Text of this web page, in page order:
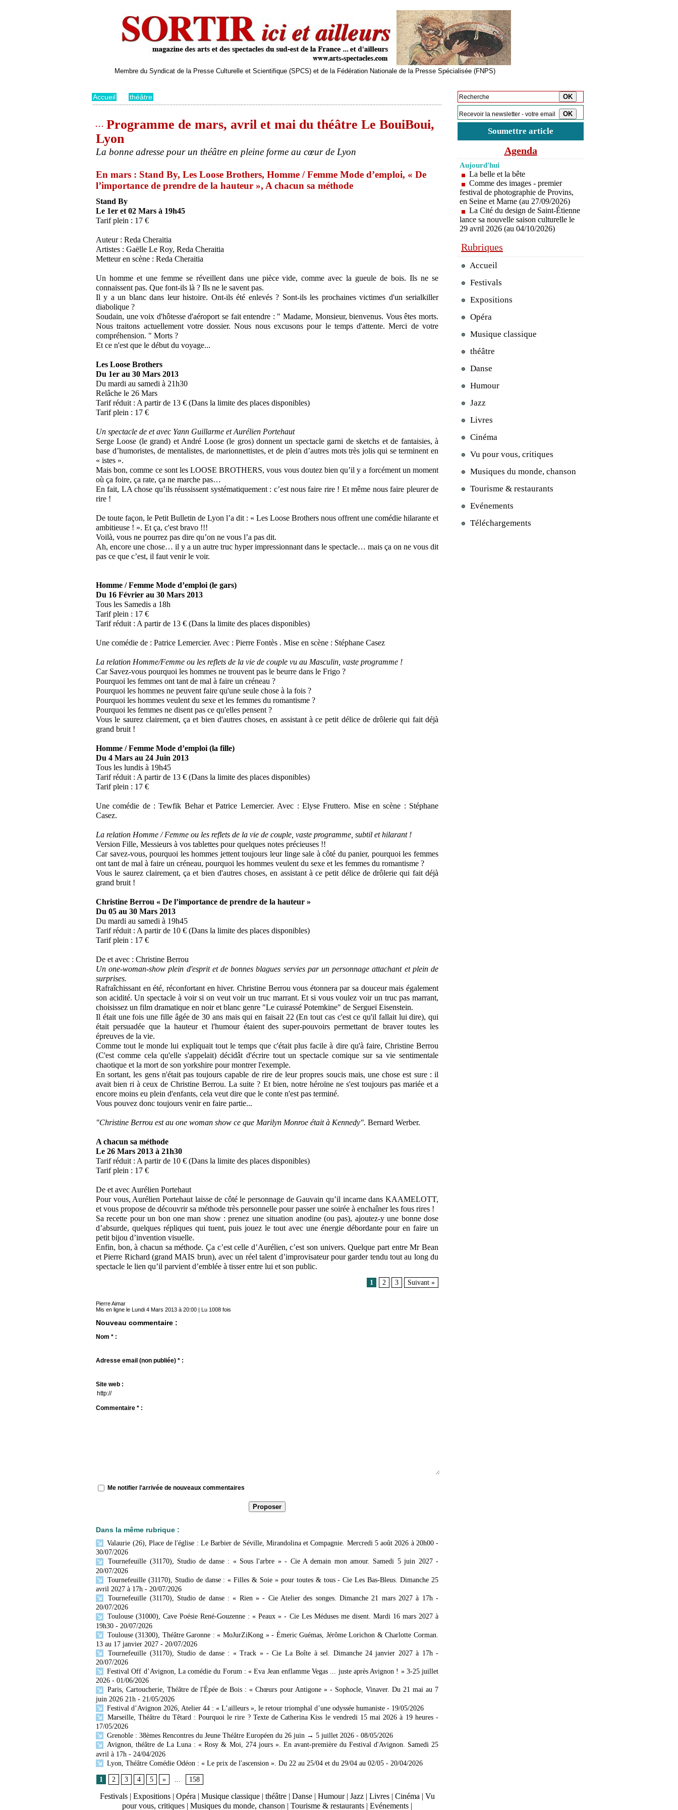
Membre du Syndicat de la Presse Culturelle et Scientifique (SPCS) et de la Fédération Nationale de la Presse Spécialisée (FNPS)
Accueil théâtre
Programme de mars, avril et mai du théâtre Le BouiBoui,
Lyon
La bonne adresse pour un théâtre en pleine forme au cœur de Lyon
En mars : Stand By, Les Loose Brothers, Homme / Femme Mode d’emploi, « De
l’importance de prendre de la hauteur », A chacun sa méthode
Stand By
Le 1er et 02 Mars à 19h45
Tarif plein : 17 €
Auteur : Reda Cheraitia
Artistes : Gaëlle Le Roy, Reda Cheraitia
Metteur en scène : Reda Cheraitia
Un homme et une femme se réveillent dans une pièce vide, comme avec la gueule de bois. Ils ne se
connaissent pas. Que font-ils là ? Ils ne le savent pas.
Il y a un blanc dans leur histoire. Ont-ils été enlevés ? Sont-ils les prochaines victimes d'un serialkiller
diabolique ?
Soudain, une voix d'hôtesse d'aéroport se fait entendre : " Madame, Monsieur, bienvenus. Vous êtes morts.
Nous traitons actuellement votre dossier. Nous nous excusons pour le temps d'attente. Merci de votre
compréhension. " Morts ?
Et ce n'est que le début du voyage...
Les Loose Brothers
Du 1er au 30 Mars 2013
Du mardi au samedi à 21h30
Relâche le 26 Mars
Tarif réduit : A partir de 13 € (Dans la limite des places disponibles)
Tarif plein : 17 €
Un spectacle de et avec Yann Guillarme et Aurélien Portehaut
Serge Loose (le grand) et André Loose (le gros) donnent un spectacle garni de sketchs et de fantaisies, à
base d’humoristes, de mentalistes, de marionnettistes, et de plein d’autres mots très jolis qui se terminent en
« istes ».
Mais bon, comme ce sont les LOOSE BROTHERS, vous vous doutez bien qu’il y a forcément un moment
où ça foire, ça rate, ça ne marche pas…
En fait, LA chose qu’ils réussissent systématiquement : c’est nous faire rire ! Et même nous faire pleurer de
rire !
De toute façon, le Petit Bulletin de Lyon l’a dit : « Les Loose Brothers nous offrent une comédie hilarante et
ambitieuse ! ». Et ça, c'est bravo !!!
Voilà, vous ne pourrez pas dire qu’on ne vous l’a pas dit.
Ah, encore une chose… il y a un autre truc hyper impressionnant dans le spectacle… mais ça on ne vous dit
pas ce que c’est, il faut venir le voir.
Homme / Femme Mode d’emploi (le gars)
Du 16 Février au 30 Mars 2013
Tous les Samedis a 18h
Tarif plein : 17 €
Tarif réduit : A partir de 13 € (Dans la limite des places disponibles)
Une comédie de : Patrice Lemercier. Avec : Pierre Fontès . Mise en scène : Stéphane Casez
La relation Homme/Femme ou les reflets de la vie de couple vu au Masculin, vaste programme !
Car Savez-vous pourquoi les hommes ne trouvent pas le beurre dans le Frigo ?
Pourquoi les femmes ont tant de mal à faire un créneau ?
Pourquoi les hommes ne peuvent faire qu'une seule chose à la fois ?
Pourquoi les hommes veulent du sexe et les femmes du romantisme ?
Pourquoi les femmes ne disent pas ce qu'elles pensent ?
Vous le saurez clairement, ça et bien d'autres choses, en assistant à ce petit délice de drôlerie qui fait déjà
grand bruit !
Homme / Femme Mode d’emploi (la fille)
Du 4 Mars au 24 Juin 2013
Tous les lundis à 19h45
Tarif réduit : A partir de 13 € (Dans la limite des places disponibles)
Tarif plein : 17 €
Une comédie de : Tewfik Behar et Patrice Lemercier. Avec : Elyse Fruttero. Mise en scène : Stéphane
Casez.
La relation Homme / Femme ou les reflets de la vie de couple, vaste programme, subtil et hilarant !
Version Fille, Messieurs à vos tablettes pour quelques notes précieuses !!
Car savez-vous, pourquoi les hommes jettent toujours leur linge sale à côté du panier, pourquoi les femmes
ont tant de mal à faire un créneau, pourquoi les hommes veulent du sexe et les femmes du romantisme ?
Vous le saurez clairement, ça et bien d'autres choses, en assistant à ce petit délice de drôlerie qui fait déjà
grand bruit !
Christine Berrou « De l’importance de prendre de la hauteur »
Du 05 au 30 Mars 2013
Du mardi au samedi à 19h45
Tarif réduit : A partir de 10 € (Dans la limite des places disponibles)
Tarif plein : 17 €
De et avec : Christine Berrou
Un one-woman-show plein d'esprit et de bonnes blagues servies par un personnage attachant et plein de
surprises.
Rafraîchissant en été, réconfortant en hiver. Christine Berrou vous étonnera par sa douceur mais également
son acidité. Un spectacle à voir si on veut voir un truc marrant. Et si vous voulez voir un truc pas marrant,
choisissez un film dramatique en noir et blanc genre "Le cuirassé Potemkine" de Sergueï Eisenstein.
Il était une fois une fille âgée de 30 ans mais qui en faisait 22 (En tout cas c'est ce qu'il fallait lui dire), qui
était persuadée que la hauteur et l'humour étaient des super-pouvoirs permettant de braver toutes les
épreuves de la vie.
Comme tout le monde lui expliquait tout le temps que c'était plus facile à dire qu'à faire, Christine Berrou
(C'est comme cela qu'elle s'appelait) décidât d'écrire tout un spectacle comique sur sa vie sentimentale
chaotique et la mort de son yorkshire pour montrer l'exemple.
En sortant, les gens n'était pas toujours capable de rire de leur propres soucis mais, une chose est sure : il
avait bien ri à ceux de Christine Berrou. La suite ? Et bien, notre héroïne ne s'est toujours pas mariée et a
encore moins eu plein d'enfants, cela veut dire que le conte n'est pas terminé.
Vous pouvez donc toujours venir en faire partie...
"Christine Berrou est au one woman show ce que Marilyn Monroe était à Kennedy". Bernard Werber.
A chacun sa méthode
Le 26 Mars 2013 à 21h30
Tarif réduit : A partir de 10 € (Dans la limite des places disponibles)
Tarif plein : 17 €
De et avec Aurélien Portehaut
Pour vous, Aurélien Portehaut laisse de côté le personnage de Gauvain qu’il incarne dans KAAMELOTT,
et vous propose de découvrir sa méthode très personnelle pour passer une soirée à enchaîner les fous rires !
Sa recette pour un bon one man show : prenez une situation anodine (ou pas), ajoutez-y une bonne dose
d’absurde, quelques répliques qui tuent, puis jouez le tout avec une énergie débordante pour en faire un
petit bijou d’invention visuelle.
Enfin, bon, à chacun sa méthode. Ça c’est celle d’Aurélien, c’est son univers. Quelque part entre Mr Bean
et Pierre Richard (grand MAIS brun), avec un réel talent d’improvisateur pour garder tendu tout au long du
spectacle le lien qu’il parvient d’emblée à tisser entre lui et son public.
1 2 3 Suivant »
Pierre Aimar
Mis en ligne le Lundi 4 Mars 2013 à 20:00 | Lu 1008 fois
Nouveau commentaire :
Nom * :
Adresse email (non publiée) * :
Site web :
Commentaire * :
Me notifier l'arrivée de nouveaux commentaires
Dans la même rubrique :
Valaurie (26), Place de l'église : Le Barbier de Séville, Mirandolina et Compagnie. Mercredi 5 août 2026 à 20h00 -
30/07/2026
Tournefeuille (31170), Studio de danse : « Sous l'arbre » - Cie A demain mon amour. Samedi 5 juin 2027 -
20/07/2026
Tournefeuille (31170), Studio de danse : « Filles & Soie » pour toutes & tous - Cie Les Bas-Bleus. Dimanche 25
avril 2027 à 17h - 20/07/2026
Tournefeuille (31170), Studio de danse : « Rien » - Cie Atelier des songes. Dimanche 21 mars 2027 à 17h -
20/07/2026
Toulouse (31000), Cave Poésie René-Gouzenne : « Peaux » - Cie Les Méduses me disent. Mardi 16 mars 2027 à
19h30 - 20/07/2026
Toulouse (31300), Théâtre Garonne : « MoJurZiKong » - Émeric Guémas, Jérôme Lorichon & Charlotte Corman.
13 au 17 janvier 2027 - 20/07/2026
Tournefeuille (31170), Studio de danse : « Track » - Cie La Boîte à sel. Dimanche 24 janvier 2027 à 17h -
20/07/2026
Festival Off d’Avignon, La comédie du Forum : « Eva Jean enflamme Vegas ... juste après Avignon ! » 3-25 juillet
2026 - 01/06/2026
Paris, Cartoucherie, Théâtre de l'Épée de Bois : « Chœurs pour Antigone » - Sophocle, Vinaver. Du 21 mai au 7
juin 2026 21h - 21/05/2026
Festival d’Avignon 2026, Atelier 44 : « L’ailleurs », le retour triomphal d’une odyssée humaniste - 19/05/2026
Marseille, Théâtre du Têtard : Pourquoi le rire ? Texte de Catherina Kiss le vendredi 15 mai 2026 à 19 heures -
17/05/2026
Grenoble : 38èmes Rencontres du Jeune Théâtre Européen du 26 juin → 5 juillet 2026 - 08/05/2026
Avignon, théâtre de La Luna : « Rosy & Moi, 274 jours ». En avant-première du Festival d'Avignon. Samedi 25
avril à 17h - 24/04/2026
Lyon, Théâtre Comédie Odéon : « Le prix de l'ascension ». Du 22 au 25/04 et du 29/04 au 02/05 - 20/04/2026
1 2 3 4 5 » ... 158
Festivals | Expositions | Opéra | Musique classique | théâtre | Danse | Humour | Jazz | Livres | Cinéma | Vu
pour vous, critiques | Musiques du monde, chanson | Tourisme & restaurants | Evénements |
Soumettre article
Agenda
Aujourd'hui
La belle et la bête
Comme des images - premier
festival de photographie de Provins,
en Seine et Marne (au 27/09/2026)
La Cité du design de Saint-Étienne
lance sa nouvelle saison culturelle le
29 avril 2026 (au 04/10/2026)
Rubriques
Accueil
Festivals
Expositions
Opéra
Musique classique
théâtre
Danse
Humour
Jazz
Livres
Cinéma
Vu pour vous, critiques
Musiques du monde, chanson
Tourisme & restaurants
Evénements
Téléchargements